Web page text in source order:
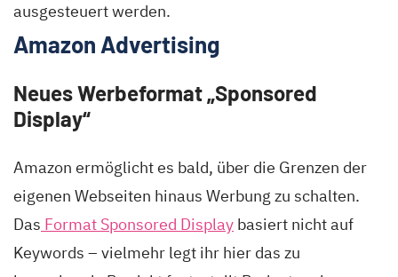
ausgesteuert werden.
Amazon Advertising
Neues Werbeformat „Sponsored
Display“
Amazon ermöglicht es bald, über die Grenzen der
eigenen Webseiten hinaus Werbung zu schalten.
Das Format Sponsored Display basiert nicht auf
Keywords – vielmehr legt ihr hier das zu